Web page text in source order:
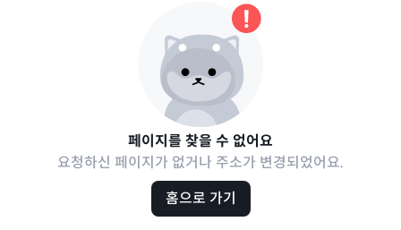
페이지를 찾을 수 없어요
요청하신 페이지가 없거나 주소가 변경되었어요.
홈으로 가기